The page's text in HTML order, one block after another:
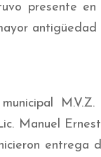
presente
Manuel
entrega